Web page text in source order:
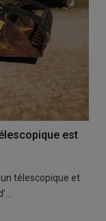
est
télescopique et